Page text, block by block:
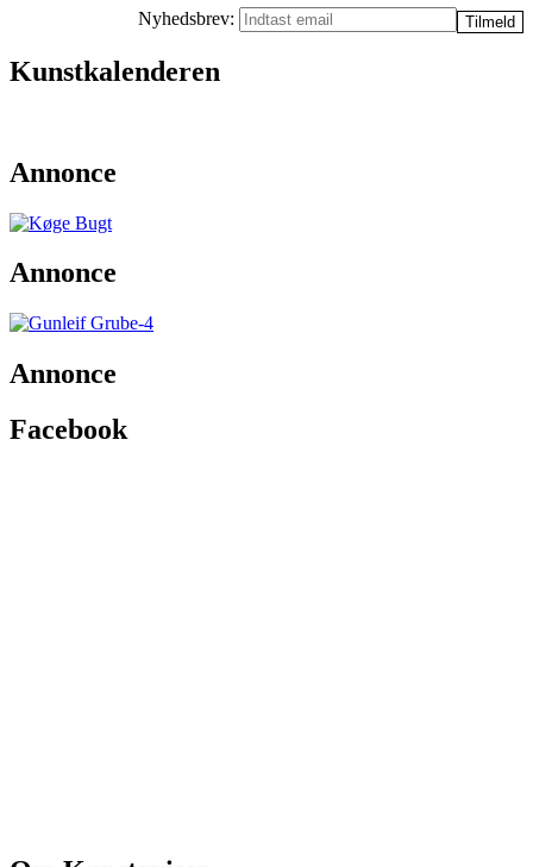
Nyhedsbrev:
Kunstkalenderen
Annonce
Annonce
Annonce
Facebook